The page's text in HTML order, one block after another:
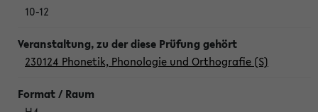
10-12
230124 Phonetik, Phonologie und Orthografie (S)